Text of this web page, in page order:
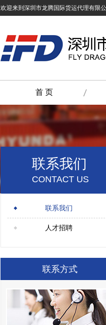
欢迎来到深圳市龙腾国际货运代理有限公
首 页
联系我们
CONTACT US
联系我们
人才招聘
联系方式